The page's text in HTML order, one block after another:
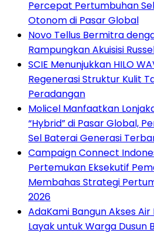
Percepat Pertumbuhan
Otonom di Pasar Global
Novo Tellus Bermitra
Rampungkan Akuisisi
SCIE Menunjukkan HILO
Regenerasi Struktur Kulit
Peradangan
Molicel Manfaatkan
“Hybrid” di Pasar Global,
Sel Baterai Generasi
Campaign Connect
Pertemukan Eksekutif
Membahas Strategi
2026
AdaKami Bangun Akses
Layak untuk Warga Dusun